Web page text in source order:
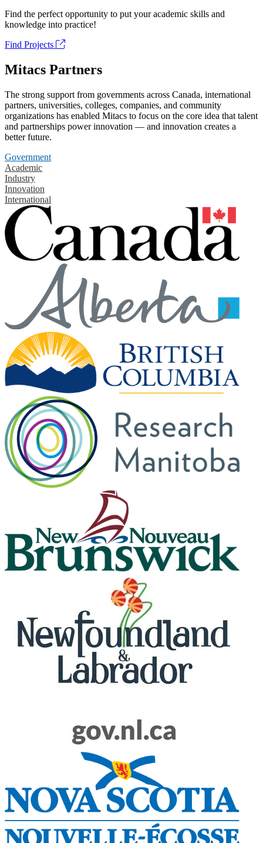
Find the perfect opportunity to put your academic skills and
knowledge into practice!
Find Projects
Mitacs Partners
The strong support from governments across Canada, international
partners, universities, colleges, companies, and community
organizations has enabled Mitacs to focus on the core idea that talent
and partnerships power innovation — and innovation creates a
better future.
Government
Academic
Industry
Innovation
International